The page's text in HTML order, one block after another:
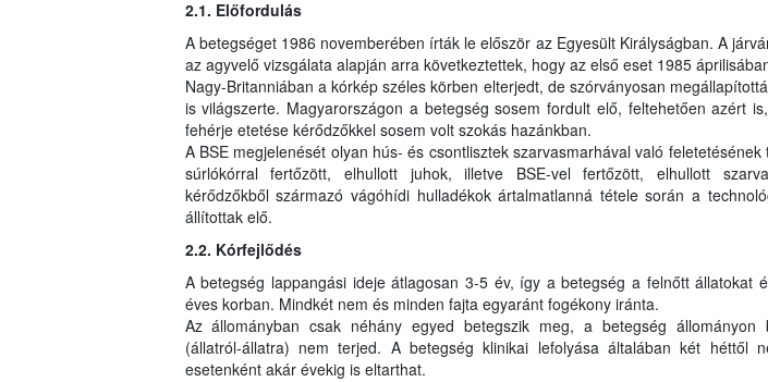
2.1. Előfordulás
A betegséget 1986 novemberében írták le először az Egyesült Királyságban. A
az agyvelő vizsgálata alapján arra következtettek, hogy az első eset 1985
Nagy-Britanniában a kórkép széles körben elterjedt, de szórványosan
is világszerte. Magyarországon a betegség sosem fordult elő, feltehetően azért
fehérje etetése kérődzőkkel sosem volt szokás hazánkban.
A BSE megjelenését olyan hús- és csontlisztek szarvasmarhával való
súrlókórral fertőzött, elhullott juhok, illetve BSE-vel fertőzött, elhullott
kérődzőkből származó vágóhídi hulladékok ártalmatlanná tétele során a
állítottak elő.
2.2. Kórfejlődés
A betegség lappangási ideje átlagosan 3-5 év, így a betegség a felnőtt állatokat
éves korban. Mindkét nem és minden fajta egyaránt fogékony iránta.
Az állományban csak néhány egyed betegszik meg, a betegség állományon
(állatról-állatra) nem terjed. A betegség klinikai lefolyása általában két héttől
esetenként akár évekig is eltarthat.